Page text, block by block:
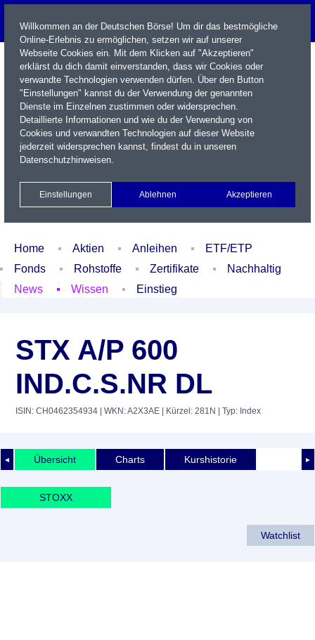
Name / WKN / ISIN / Kürzel
Xetra Realtime
Watchlist Portfolio Login
Home Aktien Anleihen
ETF/ETP
Fonds
Rohstoffe Zertifikate
Nachhaltig
News
Wissen Einstieg
STX A/P 600
IND.C.S.NR DL
ISIN: CH0462354934 | WKN: A2X3AE | Kürzel: 281N | Typ: Index
◄ ►
Übersicht Charts Kurshistorie
STOXX
Watchlist
Willkommen an der Deutschen Börse! Um dir das bestmögliche
Online-Erlebnis zu ermöglichen, setzen wir auf unserer
Webseite Cookies ein. Mit dem Klicken auf "Akzeptieren"
erklärst du dich damit einverstanden, dass wir Cookies oder
verwandte Technologien verwenden dürfen. Über den Button
"Einstellungen" kannst du der Verwendung der genannten
Dienste im Einzelnen zustimmen oder widersprechen.
Detaillierte Informationen und wie du der Verwendung von
Cookies und verwandten Technologien auf dieser Website
jederzeit widersprechen kannst, findest du in unseren
Datenschutzhinweisen.
Einstellungen Ablehnen Akzeptieren